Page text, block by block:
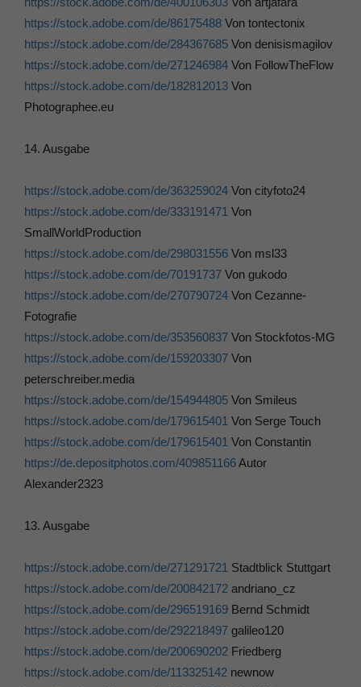
https://stock.adobe.com/de/86175488 Von tontectonix
https://stock.adobe.com/de/284367685 Von denisismagilov
https://stock.adobe.com/de/271246984 Von FollowTheFlow
https://stock.adobe.com/de/182812013 Von
Photographee.eu
14. Ausgabe
https://stock.adobe.com/de/363259024 Von cityfoto24
https://stock.adobe.com/de/333191471 Von
SmallWorldProduction
https://stock.adobe.com/de/298031556 Von msl33
https://stock.adobe.com/de/70191737 Von gukodo
https://stock.adobe.com/de/270790724 Von Cezanne-
Fotografie
https://stock.adobe.com/de/353560837 Von Stockfotos-MG
https://stock.adobe.com/de/159203307 Von
peterschreiber.media
https://stock.adobe.com/de/154944805 Von Smileus
https://stock.adobe.com/de/179615401 Von Serge Touch
https://stock.adobe.com/de/179615401 Von Constantin
https://de.depositphotos.com/409851166Autor
Alexander2323
13. Ausgabe
https://stock.adobe.com/de/271291721 Stadtblick Stuttgart
https://stock.adobe.com/de/200842172 andriano_cz
https://stock.adobe.com/de/296519169 Bernd Schmidt
https://stock.adobe.com/de/292218497 galileo120
https://stock.adobe.com/de/200690202 Friedberg
https://stock.adobe.com/de/113325142 newnow